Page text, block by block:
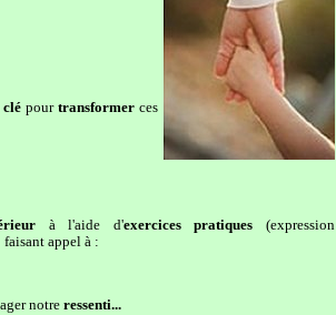
clé pour transformer ces
à l'aide d'exercices pratiques (expression
appel à :
notre ressenti...